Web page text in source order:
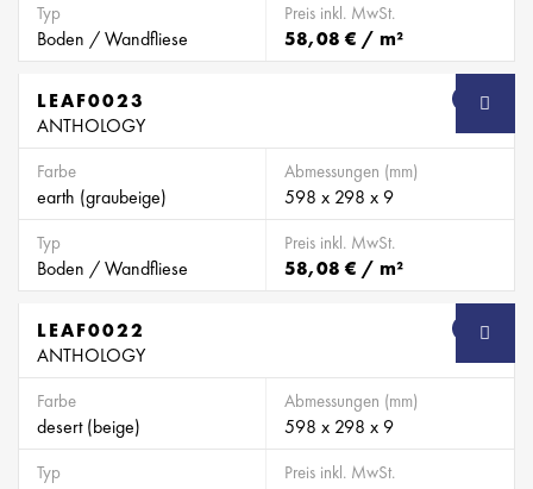
Typ
Boden / Wandfliese
Preis inkl. MwSt.
58,08 € / m²
SB
LEAF0023
ANTHOLOGY
Farbe
earth (graubeige)
Abmessungen (mm)
598 x 298 x 9
Typ
Boden / Wandfliese
Preis inkl. MwSt.
58,08 € / m²
SB
LEAF0022
ANTHOLOGY
Farbe
desert (beige)
Abmessungen (mm)
598 x 298 x 9
Typ Preis inkl. MwSt.